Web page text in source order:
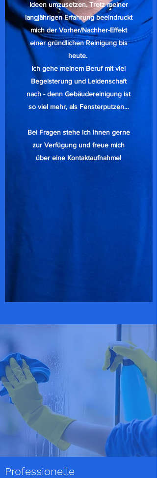
Ideen umzusetzen. Trotz meiner
langjährigen Erfahrung beeindruckt
mich der Vorher/Nachher-Effekt
einer gründlichen Reinigung bis
heute.
Ich gehe meinem Beruf mit viel
Begeisterung und Leidenschaft
nach - denn Gebäudereinigung ist
so viel mehr, als Fensterputzen…
Bei Fragen stehe ich Ihnen gerne
zur Verfügung und freue mich
über eine Kontaktaufnahme!
Professionelle